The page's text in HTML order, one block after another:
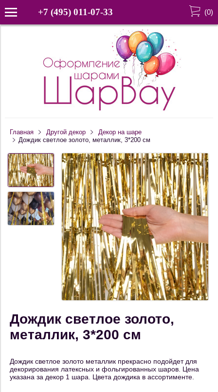
+7 (495) 011-07-33 (0)
Главная Другой декор
Декор на шаре
Дождик светлое золото, металлик, 3*200 см
Дождик светлое золото,
металлик, 3*200 см
Дождик светлое золото металлик прекрасно подойдет для
декорирования латексных и фольгированных шаров. Цена
указана за декор 1 шара. Цвета дождика в ассортименте.